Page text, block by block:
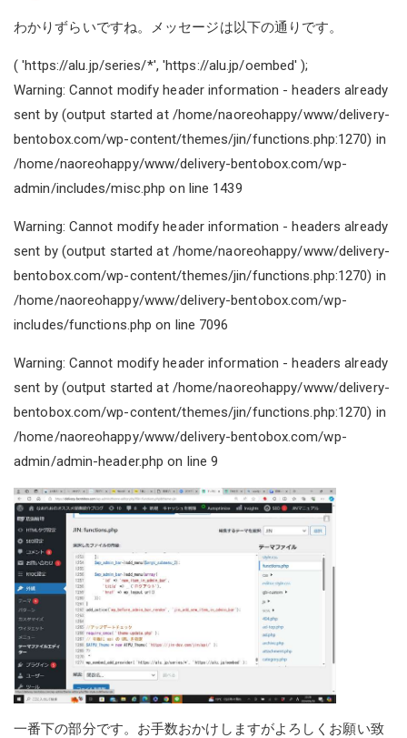
わかりずらいですね。メッセージは以下の通りです。
( 'https://alu.jp/series/*', 'https://alu.jp/oembed' );
Warning: Cannot modify header information - headers already
sent by (output started at /home/naoreohappy/www/delivery-
bentobox.com/wp-content/themes/jin/functions.php:1270) in
/home/naoreohappy/www/delivery-bentobox.com/wp-
admin/includes/misc.php on line 1439
Warning: Cannot modify header information - headers already
sent by (output started at /home/naoreohappy/www/delivery-
bentobox.com/wp-content/themes/jin/functions.php:1270) in
/home/naoreohappy/www/delivery-bentobox.com/wp-
includes/functions.php on line 7096
Warning: Cannot modify header information - headers already
sent by (output started at /home/naoreohappy/www/delivery-
bentobox.com/wp-content/themes/jin/functions.php:1270) in
/home/naoreohappy/www/delivery-bentobox.com/wp-
admin/admin-header.php on line 9
一番下の部分です。お手数おかけしますがよろしくお願い致